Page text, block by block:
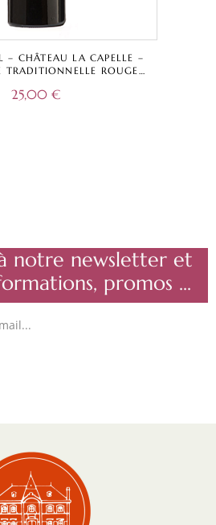
– CHÂTEAU LA CAPELLE –
ROUGE –
25,00 €
notre newsletter et
promos ...